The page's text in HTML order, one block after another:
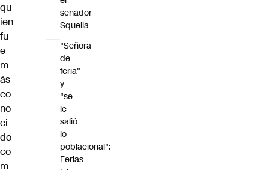
qu
ien
fu
e
m
ás
co
no
ci
do
co
m
senador
Squella
"Señora
de
feria"
y
"se
le
salió
lo
poblacional":
Ferias